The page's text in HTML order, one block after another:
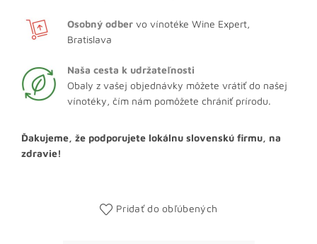
Osobný odber vo vínotéke Wine Expert,
Bratislava
Naša cesta k udržateľnosti
Obaly z vašej objednávky môžete vrátiť do našej
vínotéky, čím nám pomôžete chrániť prírodu.
Ďakujeme, že podporujete lokálnu slovenskú firmu, na
zdravie!
Pridať do obľúbených